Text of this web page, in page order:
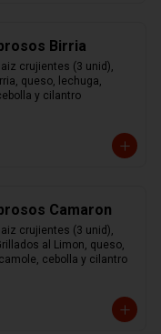
Birria
crujientes (3 unid),
queso, lechuga,
y cilantro
Camaron
crujientes (3 unid),
al Limon, queso,
cebolla y cilantro